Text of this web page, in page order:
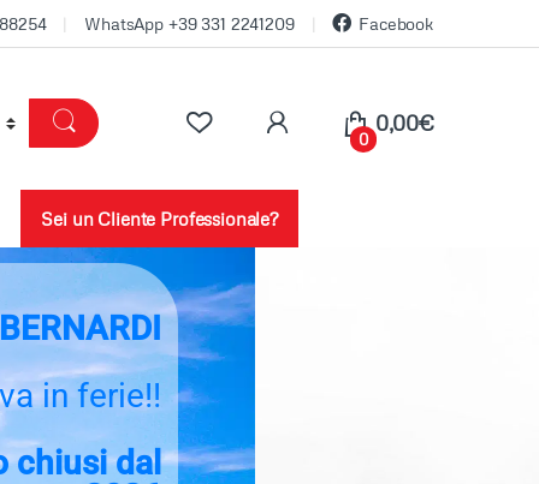
WhatsApp +39 331 2241209 Facebook
0
0,00€
Sei un Cliente Professionale?
va in ferie!!
chiusi dal